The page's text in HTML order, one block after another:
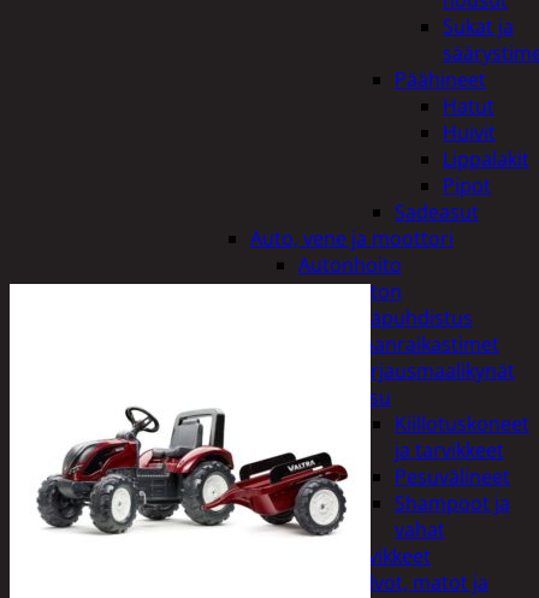
Sukat ja
Päähineet
Hatut
Huivit
Lippalakit
Pipot
Sadeasut
Auto, vene ja moottori
Autonhoito
Auton
sisäpuhdistus
Ilmanraikastimet
Korjausmaalikynät
Pesu
Kiillotuskoneet
ja tarvikkeet
Pesuvälineet
Shampoot ja
vahat
Autotarvikkeet
Kalvot, matot ja